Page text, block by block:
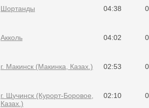
Шортанды 04:38
Акколь 04:02
г. Макинск (Макинка, Казах.) 02:53
г. Щучинск (Курорт-Боровое,
Казах.)
02:10